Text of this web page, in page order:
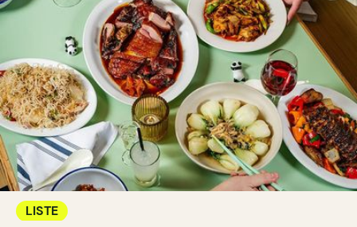
LISTE